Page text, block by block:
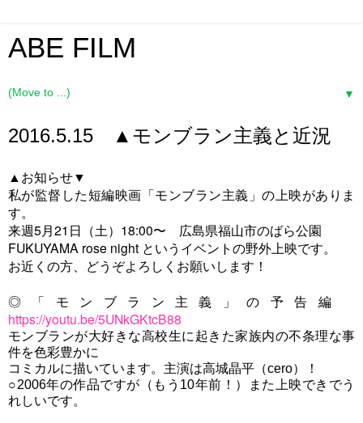
ABE FILM
▼
2016.5.15 ▲モンブラン主義と近況
▲お知らせ▼
私が監督した短編映画「モンブラン主義」の上映がありま
す。
来週5月21日（土）18:00〜 広島県福山市のばら公園
FUKUYAMA rose night というイベントの野外上映です。
お近くの方、どうぞよろしくお願いします！
◎「モンブラン主義」の予告編
https://youtu.be/5UNkGKtcB88
モンブランが大好きな高校生に起きた家族内の不条理な事
件を色彩豊かに
コミカルに描いています。主演は高城晶平（cero）！
○2006年の作品ですが（もう10年前！）また上映できでう
れしいです。